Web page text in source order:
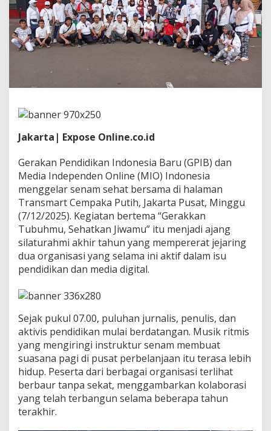
a
n
I
n
e
B
a
u
J
a
n
S
i
n
e
r
a
s
e
r
s
a
m
a
Jakarta| Expose Online.co.id
Gerakan Pendidikan Indonesia Baru (GPIB) dan
Media Independen Online (MIO) Indonesia
menggelar senam sehat bersama di halaman
Transmart Cempaka Putih, Jakarta Pusat, Minggu
(7/12/2025). Kegiatan bertema “Gerakkan
Tubuhmu, Sehatkan Jiwamu” itu menjadi ajang
silaturahmi akhir tahun yang mempererat jejaring
dua organisasi yang selama ini aktif dalam isu
pendidikan dan media digital.
Sejak pukul 07.00, puluhan jurnalis, penulis, dan
aktivis pendidikan mulai berdatangan. Musik ritmis
yang mengiringi instruktur senam membuat
suasana pagi di pusat perbelanjaan itu terasa lebih
hidup. Peserta dari berbagai organisasi terlihat
berbaur tanpa sekat, menggambarkan kolaborasi
yang telah terbangun selama beberapa tahun
terakhir.